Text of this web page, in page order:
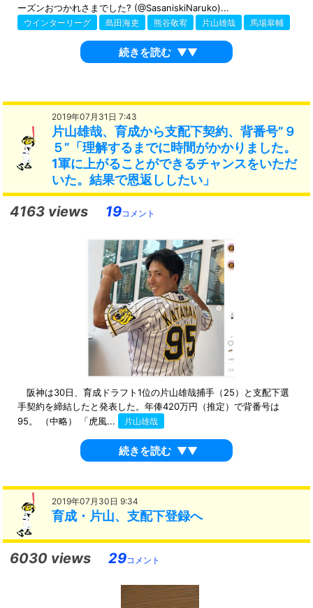
ーズンおつかれさまでした? (@SasaniskiNaruko)...
ウインターリーグ 島田海吏 熊谷敬宥 片山雄哉 馬場皐輔
続きを読む ▼▼
2019年07月31日 7:43
片山雄哉、育成から支配下契約、背番号”９
５”「理解するまでに時間がかかりました。
1軍に上がることができるチャンスをいただ
いた。結果で恩返ししたい」
4163 views 19コメント
阪神は30日、育成ドラフト1位の片山雄哉捕手（25）と支配下選
手契約を締結したと発表した。年俸420万円（推定）で背番号は
95。 （中略） 「虎風...
片山雄哉
続きを読む ▼▼
2019年07月30日 9:34
育成・片山、支配下登録へ
6030 views 29コメント